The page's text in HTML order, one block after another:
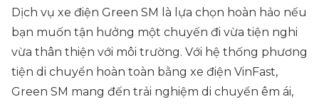
Dịch vụ xe điện Green SM là lựa chọn hoàn hảo nếu
bạn muốn tận hưởng một chuyến đi vừa tiện nghi
vừa thân thiện với môi trường. Với hệ thống phương
tiện di chuyển hoàn toàn bằng xe điện VinFast,
Green SM mang đến trải nghiệm di chuyển êm ái,